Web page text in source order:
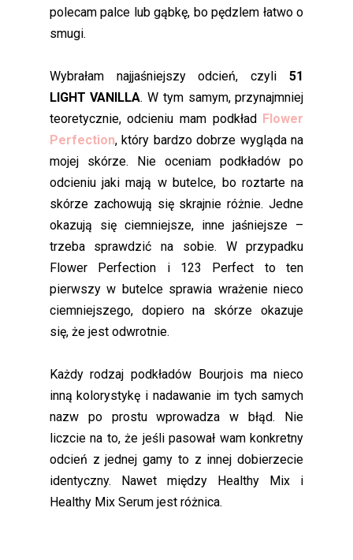
polecam palce lub gąbkę, bo pędzlem łatwo o
smugi.
Wybrałam najjaśniejszy odcień, czyli51
LIGHT VANILLA. W tym samym, przynajmniej
teoretycznie, odcieniu mam podkład Flower
Perfection, który bardzo dobrze wygląda na
mojej skórze. Nie oceniam podkładów po
odcieniu jaki mają w butelce, bo roztarte na
skórze zachowują się skrajnie różnie. Jedne
okazują się ciemniejsze, inne jaśniejsze –
trzeba sprawdzić na sobie. W przypadku
Flower Perfection i 123 Perfect to ten
pierwszy w butelce sprawia wrażenie nieco
ciemniejszego, dopiero na skórze okazuje
się, że jest odwrotnie.
Każdy rodzaj podkładów Bourjois ma nieco
inną kolorystykę i nadawanie im tych samych
nazw po prostu wprowadza w błąd. Nie
liczcie na to, że jeśli pasował wam konkretny
odcień z jednej gamy to z innej dobierzecie
identyczny. Nawet między Healthy Mix i
Healthy Mix Serum jest różnica.